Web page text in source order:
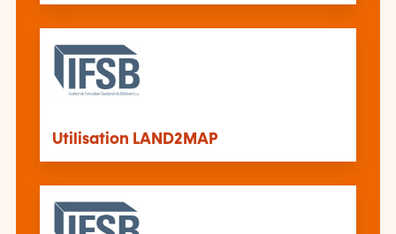
Utilisation LAND2MAP